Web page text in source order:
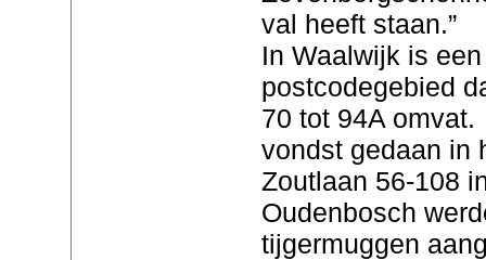
val heeft staan.”
In Waalwijk is
postcodegebied
70 tot 94A
vondst gedaan in
Zoutlaan 56-108
Oudenbosch
tijgermuggen